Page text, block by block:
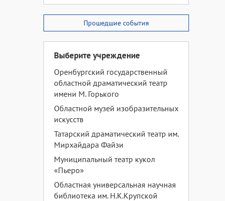
Прошедшие события
Выберите учреждение
Оренбургский государственный
областной драматический театр
имени М. Горького
Областной музей изобразительных
искусств
Татарский драматический театр им.
Мирхайдара Файзи
Муниципальный театр кукол
«Пьеро»
Областная универсальная научная
библиотека им. Н.К.Крупской